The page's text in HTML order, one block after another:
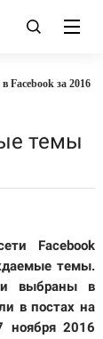
Facebook за 2016
темы
Facebook
темы.
выбраны в
в постах на
ноября 2016